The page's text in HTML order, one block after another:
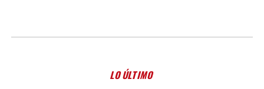
LO ÚLTIMO